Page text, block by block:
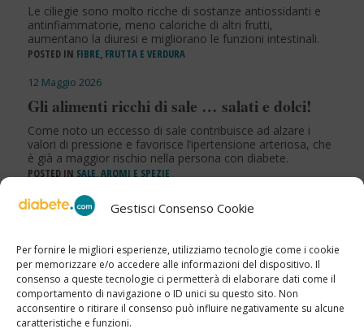
Gestisci Consenso Cookie
Per fornire le migliori esperienze, utilizziamo tecnologie come i cookie
per memorizzare e/o accedere alle informazioni del dispositivo. Il
consenso a queste tecnologie ci permetterà di elaborare dati come il
comportamento di navigazione o ID unici su questo sito. Non
acconsentire o ritirare il consenso può influire negativamente su alcune
caratteristiche e funzioni.
Le ciliegie sono molto ricche di sostanze antiossidanti e
antinfiammatorie, meno caloriche di altri frutti,
aumentano la diuresi e migliorano le funzioni intestinali.
POSTED IN FIBRE, FRUTTA E VERDURA
12 Maggio 2026
Gli alimenti ricchi di sale … salati e dolci!
Come noto un eccesso di sale contribuisce ad alzare i
valori di pressione e favorisce l’ipertensione arteriosa, che
è già a maggior rischio nella persona con diabete.
POSTED IN SALE, AROMI E SPEZIE
30 Giugno 2026
diabete e obesità
Nuove review hanno riconfermato che il licopene
protegge dallo stress ossidativo e dal rischio
cardiovascolare, aumentato nella persona con diabete di
tipo 2 e sovrappeso / obesità.
POSTED INFIBRE, FRUTTA E VERDURA